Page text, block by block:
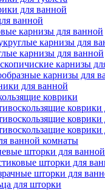
для ванной
ванной
карнизы для ванной
карнизы для
карнизы для ванной
карнизы
карнизы для
для ванной
коврики
коврики
коврики
коврики
ванной комнаты
шторки для ванной
шторки для
шторки для
для шторки